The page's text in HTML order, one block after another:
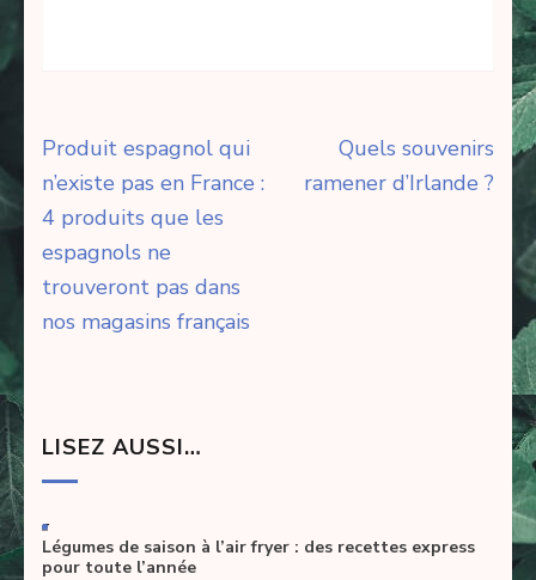
Navigation
de
l’article
Produit espagnol qui
n’existe pas en France :
4 produits que les
espagnols ne
trouveront pas dans
nos magasins français
Quels souvenirs
ramener d’Irlande ?
LISEZ AUSSI…
-
Légumes de saison à l’air fryer : des recettes express
pour toute l’année